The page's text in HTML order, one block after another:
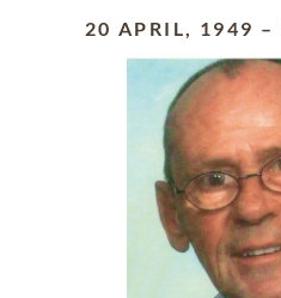
20 APRIL, 1949 –